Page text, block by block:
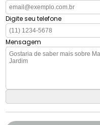
Digite seu telefone
Mensagem